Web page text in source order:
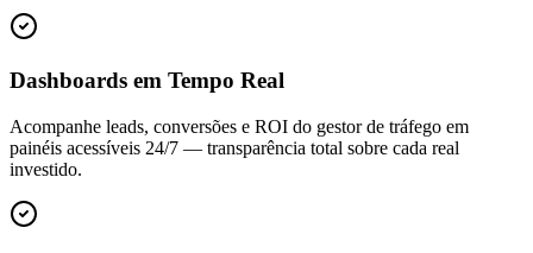
Dashboards em Tempo Real
Acompanhe leads, conversões e ROI do gestor de tráfego em
painéis acessíveis 24/7 — transparência total sobre cada real
investido.